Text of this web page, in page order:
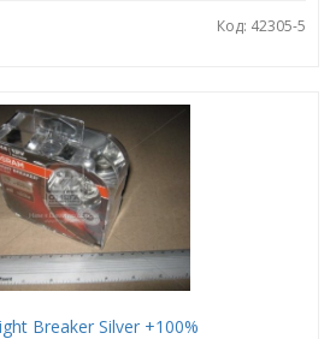
Код: 42305-5
Breaker Silver +100%